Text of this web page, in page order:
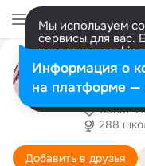
Мы используем
сервисы для вас.
настроить
представитель.
Разрешить все
Санкт-
288
Добавить в друзья
Информация о
на платформе —